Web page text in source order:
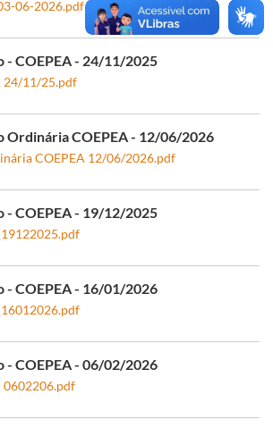
06-2026.pdf
- COEPEA - 24/11/2025
24/11/25.pdf
Ordinária COEPEA - 12/06/2026
COEPEA 12/06/2026.pdf
- COEPEA - 19/12/2025
- COEPEA - 16/01/2026
- COEPEA - 06/02/2026
0602206.pdf